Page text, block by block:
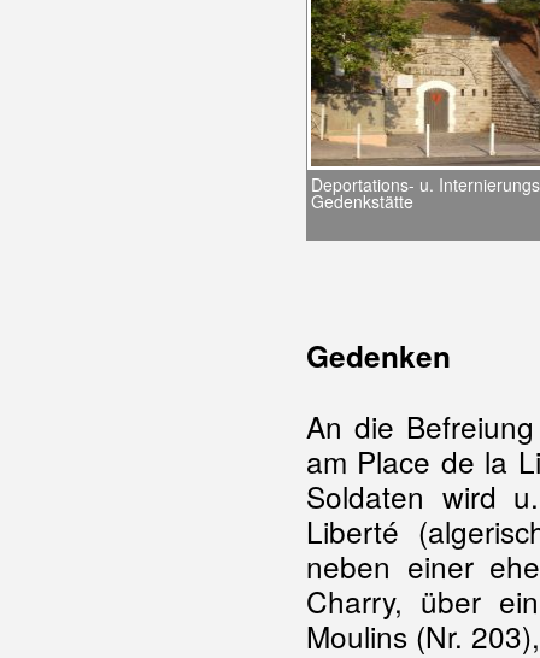
Deportations- u.
Gedenkstätte
Gedenken
An die
am Place de la
Soldaten wird
Liberté
neben einer
Charry, über
Moulins (Nr.